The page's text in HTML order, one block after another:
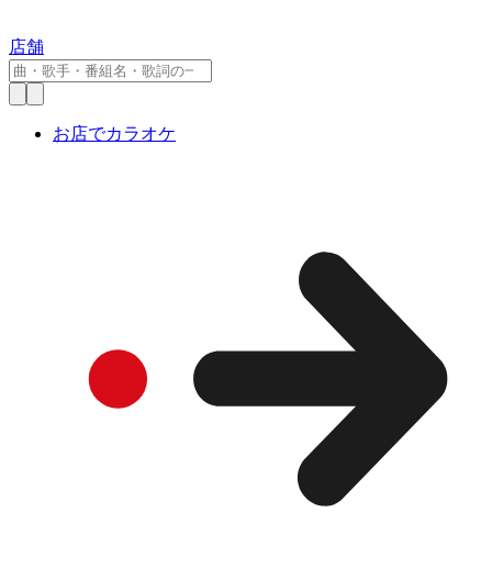
店舗
お店でカラオケ